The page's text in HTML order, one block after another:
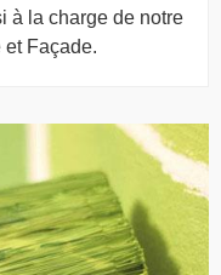
à la charge de notre
et Façade.